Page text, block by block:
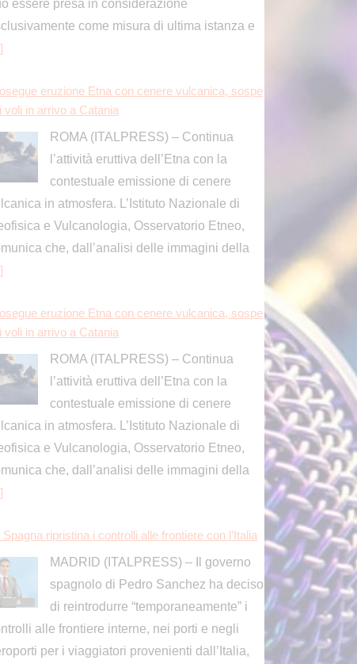
contestuale emissione di cenere
in atmosfera. L’Istituto Nazionale di
e Vulcanologia, Osservatorio Etneo,
eruzione Etna con cenere vulcanica, sospe
voli in arrivo a Catania
ROMA (ITALPRESS) – Continua
l’attività eruttiva dell’Etna con la
contestuale emissione di cenere
in atmosfera. L’Istituto Nazionale di
e Vulcanologia, Osservatorio Etneo,
Spagna ripristina i controlli alle frontiere con l’Italia
MADRID (ITALPRESS) – Il governo
spagnolo di Pedro Sanchez ha deciso
di reintrodurre “temporaneamente” i
alle frontiere interne, nei porti e negli
per i viaggiatori provenienti dall’Italia,
russi nella notte vicino Kiev, tre morti tra cui
KIEV (UCRAINA) (ITALPRESS) –
Notte di attacchi russi a Kiev e
dintorni. Il bilancio è di tre persone
tra cui un bambino, secondo quando